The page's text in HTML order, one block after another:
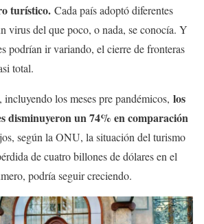
turístico. Cada país adoptó diferentes
virus del que poco, o nada, se conocía. Y
podrían ir variando, el cierre de fronteras
total.
los meses pre pandémicos, los
disminuyeron un 74% en comparación
según la ONU, la situación del turismo
de cuatro billones de dólares en el
podría seguir creciendo.